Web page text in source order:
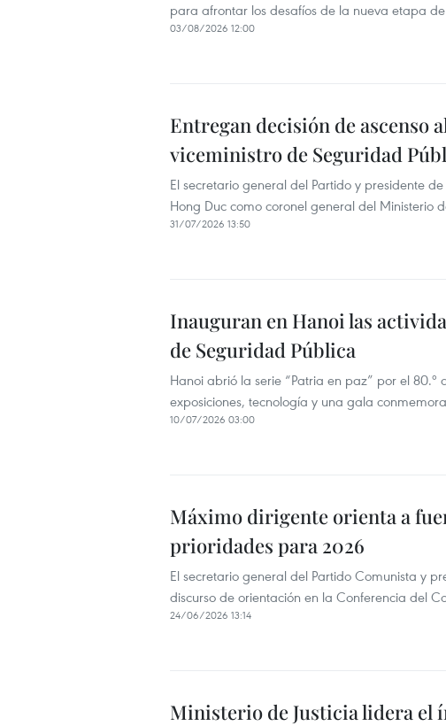
para afrontar los desafíos de la nueva etapa
03/08/2026 12:00
Entregan decisión de ascenso
viceministro de Seguridad
El secretario general del Partido y presidente
Hong Duc como coronel general del Ministerio
31/07/2026 13:50
Inauguran en Hanoi las
de Seguridad Pública
Hanoi abrió la serie “Patria en paz” por el
exposiciones, tecnología y una gala
10/07/2026 03:00
Máximo dirigente orienta a
prioridades para 2026
El secretario general del Partido Comunista y
discurso de orientación en la Conferencia del
24/06/2026 13:14
Ministerio de Justicia lidera el